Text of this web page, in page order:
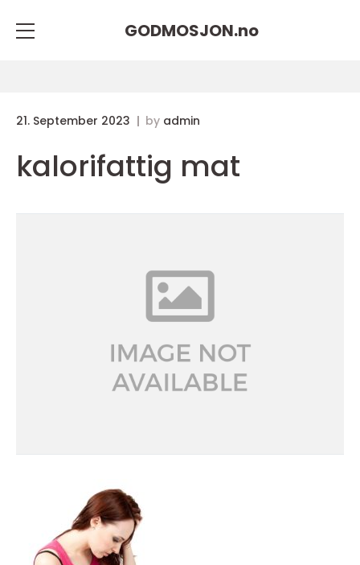
GODMOSJON.no
21. September 2023 by admin
kalorifattig mat